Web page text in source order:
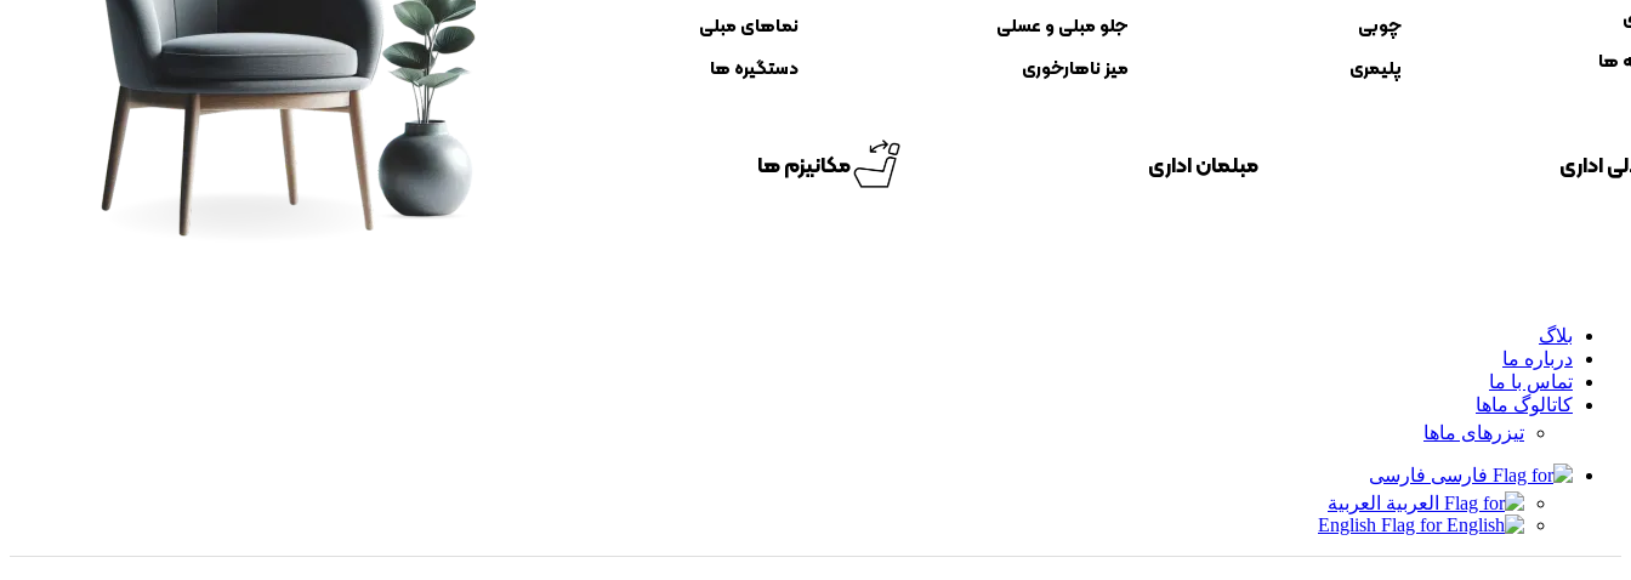
ها
چوبی
پلیمری
جلو مبلی و عسلی
میز ناهارخوری
نماهای مبلی
دستگیره ها
اداری مبلمان اداری مکانیزم ها
بلاگ
درباره ما
تماس با ما
کاتالوگ ماها
تیزرهای ماها
فارسی
العربية
English